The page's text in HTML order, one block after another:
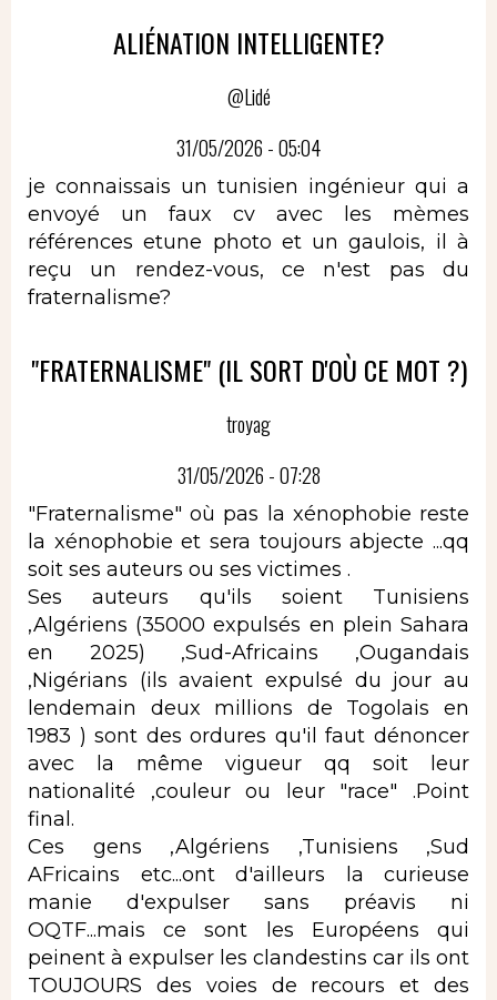
ALIÉNATION INTELLIGENTE?
@Lidé
31/05/2026 - 05:04
je connaissais un tunisien ingénieur qui a
envoyé un faux cv avec les mèmes
références etune photo et un gaulois, il à
reçu un rendez-vous, ce n'est pas du
fraternalisme?
"FRATERNALISME" (IL SORT D'OÙ CE MOT ?)
troyag
31/05/2026 - 07:28
"Fraternalisme" où pas la xénophobie reste
la xénophobie et sera toujours abjecte ...qq
soit ses auteurs ou ses victimes .
Ses auteurs qu'ils soient Tunisiens
,Algériens (35000 expulsés en plein Sahara
en 2025) ,Sud-Africains ,Ougandais
,Nigérians (ils avaient expulsé du jour au
lendemain deux millions de Togolais en
1983 ) sont des ordures qu'il faut dénoncer
avec la même vigueur qq soit leur
nationalité ,couleur ou leur "race" .Point
final.
Ces gens ,Algériens ,Tunisiens ,Sud
AFricains etc...ont d'ailleurs la curieuse
manie d'expulser sans préavis ni
OQTF...mais ce sont les Européens qui
peinent à expulser les clandestins car ils ont
TOUJOURS des voies de recours et des